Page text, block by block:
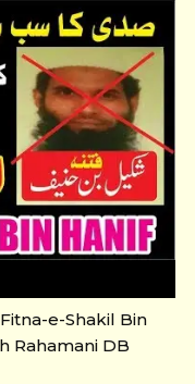
e-Shakil Bin
Rahamani DB